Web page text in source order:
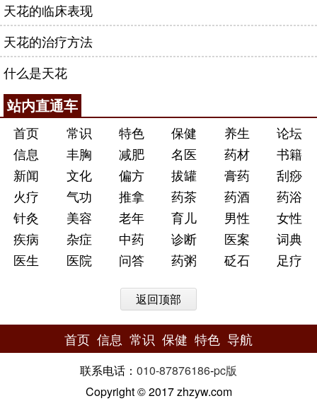
天花的临床表现
天花的治疗方法
什么是天花
站内直通车
首页 常识 特色 保健 养生
论坛
信息
丰胸 减肥 名医 药材
书籍
新闻
文化 偏方 拔罐 膏药
刮痧
火疗
气功 推拿 药茶 药酒
药浴
针灸
美容 老年 育儿 男性
女性
疾病
杂症 中药 诊断 医案
词典
医生
医院 问答 药粥 砭石 足疗
返回顶部
首页 信息 常识 保健 特色 导航
联系电话： 010-87876186-pc版
Copyright © 2017 zhzyw.com